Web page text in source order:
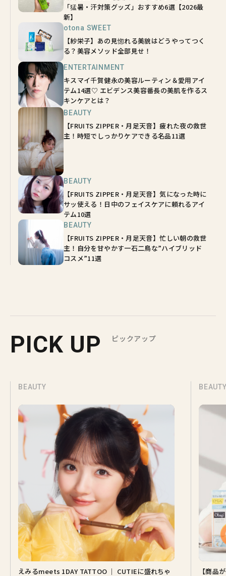
「猛暑・汗対策グッズ」おすすめ6選【2026最
新】
otona SWEET
【紗栄子】あの見惚れる美貌はどうやってつく
る？美容メソッド全部見せ！
ENTERTAINMENT
キスマイ千賀健永の美容ルーティン＆愛用アイ
テム14選♡ エビデンス美容番長の美肌を作るス
キンケアとは？
BEAUTY
【FRUITS ZIPPER・月足天音】疲れた夜の救世
主！時短でしっかりケアできる名品11選
BEAUTY
【FRUITS ZIPPER・月足天音】気になった時に
サッ使える！日中のフェイスケアに頼れるアイ
テム10選
BEAUTY
【FRUITS ZIPPER・月足天音】忙しい朝の救世
主！自分を甘やかす一石二鳥な”ハイブリッド
コスメ”11選
PICK UP ピックアップ
BEAUTY
えみるmeets 1DAY TATTOO ｜ CUTIEに盛れちゃ 【商品